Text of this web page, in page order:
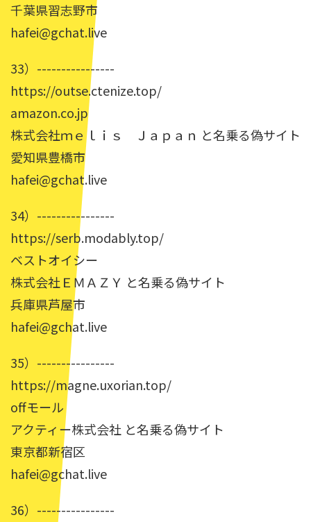
千葉県習志野市
hafei@gchat.live
33）----------------
https://outse.ctenize.top/
amazon.co.jp
株式会社ｍｅｌｉｓ Ｊａｐａｎ と名乗る偽サイト
愛知県豊橋市
hafei@gchat.live
34）----------------
https://serb.modably.top/
ベストオイシー
株式会社ＥＭＡＺＹ と名乗る偽サイト
兵庫県芦屋市
hafei@gchat.live
35）----------------
https://magne.uxorian.top/
offモール
アクティー株式会社 と名乗る偽サイト
東京都新宿区
hafei@gchat.live
36）----------------